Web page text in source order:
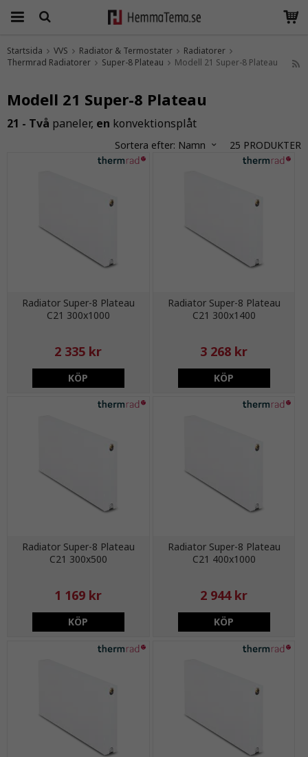
Produkten har blivit tillagd i varukorgen
Startsida VVS Radiator & Termostater
Radiatorer
Thermrad Radiatorer
Super-8 Plateau Modell 21 Super-8 Plateau
Modell 21 Super-8 Plateau
21 - Två paneler, en konvektionsplåt
Sortera efter: Namn 25 PRODUKTER
Radiator Super-8 Plateau
C21 300x1000
2 335 kr
KÖP
Radiator Super-8 Plateau
C21 300x1400
3 268 kr
KÖP
Radiator Super-8 Plateau
C21 300x500
1 169 kr
KÖP
Radiator Super-8 Plateau
C21 400x1000
2 944 kr
KÖP